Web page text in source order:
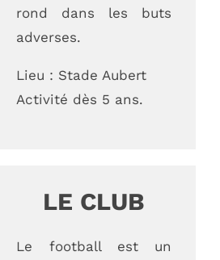
rond dans les buts
adverses.
Lieu : Stade Aubert
Activité dès 5 ans.
LE CLUB
Le football est un
des Sports de Vaulx-en-
loi 1901 au service
des clubs sportifs de Vaulx-
de leurs adhérents.
et Sports : 69.86.432